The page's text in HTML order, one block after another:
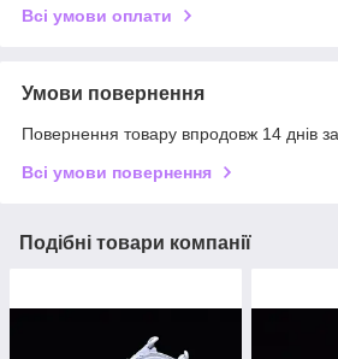
Всі умови оплати
Умови повернення
Повернення товару впродовж 14 днів
Всі умови повернення
Подібні товари компанії